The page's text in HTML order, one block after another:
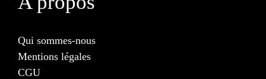
Qui sommes-nous
Mentions légales
CGU